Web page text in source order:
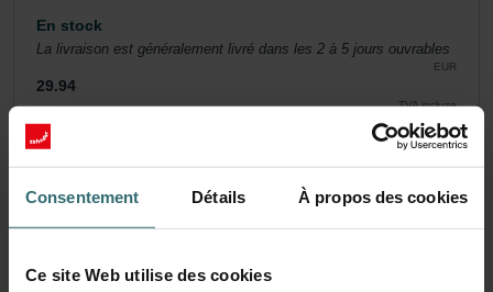
Consentement Détails À propos des cookies
Ce site Web utilise des cookies
En stock
La livraison est généralement livré dans les 2 à 5 jours ouvrables
EUR
29.94
TVA incluse
Ajouter au panier
15%